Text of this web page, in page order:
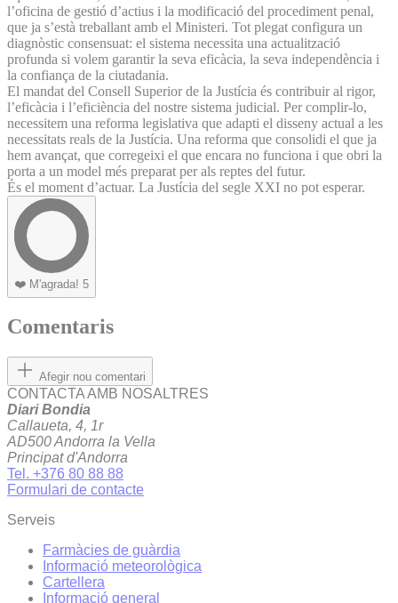
l’oficina de gestió d’actius i la modificació del procediment penal,
que ja s’està treballant amb el Ministeri. Tot plegat configura un
diagnòstic consensuat: el sistema necessita una actualització
profunda si volem garantir la seva eficàcia, la seva independència i
la confiança de la ciutadania.
El mandat del Consell Superior de la Justícia és contribuir al rigor,
l’eficàcia i l’eficiència del nostre sistema judicial. Per complir-lo,
necessitem una reforma legislativa que adapti el disseny actual a les
necessitats reals de la Justícia. Una reforma que consolidi el que ja
hem avançat, que corregeixi el que encara no funciona i que obri la
porta a un model més preparat per als reptes del futur.
És el moment d’actuar. La Justícia del segle XXI no pot esperar.
❤️ M'agrada! 5
Comentaris
Afegir nou comentari
CONTACTA AMB NOSALTRES
Diari Bondia
Callaueta, 4, 1r
AD500 Andorra la Vella
Principat d'Andorra
Tel. +376 80 88 88
Formulari de contacte
Serveis
Farmàcies de guàrdia
Informació meteorològica
Cartellera
Informació general